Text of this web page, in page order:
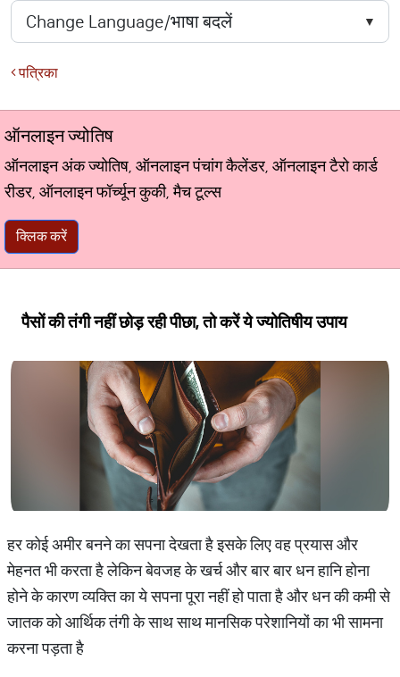
पत्रिका
ऑनलाइन ज्योतिष
ऑनलाइन अंक ज्योतिष, ऑनलाइन पंचांग कैलेंडर, ऑनलाइन टैरो कार्ड
रीडर, ऑनलाइन फॉर्च्यून कुकी, मैच टूल्स
क्लिक करें
पैसों की तंगी नहीं छोड़ रही पीछा, तो करें ये ज्योतिषीय उपाय
हर कोई अमीर बनने का सपना देखता है इसके लिए वह प्रयास और
मेहनत भी करता है लेकिन बेवजह के खर्च और बार बार धन हानि होना
होने के कारण व्यक्ति का ये सपना पूरा नहीं हो पाता है और धन की कमी से
जातक को आर्थिक तंगी के साथ साथ मानसिक परेशानियों का भी सामना
करना पड़ता है